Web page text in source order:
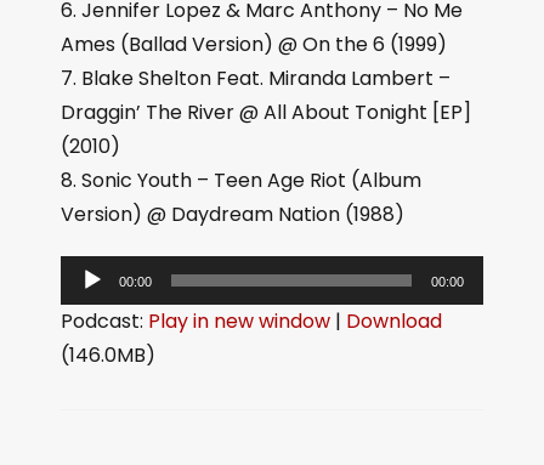
6. Jennifer Lopez & Marc Anthony – No Me
Ames (Ballad Version) @ On the 6 (1999)
7. Blake Shelton Feat. Miranda Lambert –
Draggin’ The River @ All About Tonight [EP]
(2010)
8. Sonic Youth – Teen Age Riot (Album
Version) @ Daydream Nation (1988)
频
播
放
00:00 00:00
Podcast: Play in new window | Download
(146.0MB)